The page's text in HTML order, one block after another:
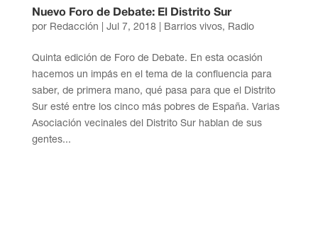
Nuevo Foro de Debate: El Distrito Sur
por Redacción Jul 7, 2018 Barrios vivos, Radio
Quinta edición de Foro de Debate. En esta ocasión
hacemos un impás en el tema de la confluencia para
saber, de primera mano, qué pasa para que el Distrito
Sur esté entre los cinco más pobres de España. Varias
Asociación vecinales del Distrito Sur hablan de sus
gentes...